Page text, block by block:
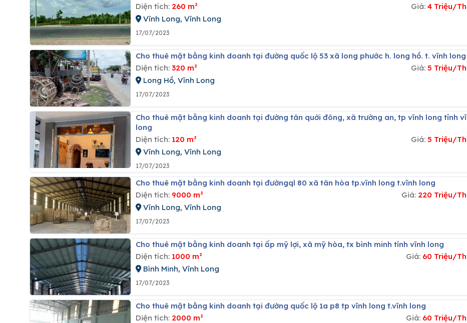
Diện tích: 260 m² Giá:4 Triệu/
Vĩnh Long, Vĩnh Long
17/07/2023
Cho thuê mặt bằng kinh doanh tại đường quốc lộ 53 xã long phước h. long hồ. t. vĩnh long
Diện tích: 320 m² Giá:5 Triệu/
Long Hồ, Vĩnh Long
17/07/2023
Cho thuê mặt bằng kinh doanh tại đường tân quới đông, xã trường an, tp vĩnh long tỉnh vĩnh
long
Diện tích: 120 m² Giá:5 Triệu/
Vĩnh Long, Vĩnh Long
17/07/2023
Cho thuê mặt bằng kinh doanh tại đườngql 80 xã tân hòa tp.vĩnh long t.vĩnh long
Diện tích: 9000 m² Giá: 220 Triệu/
Vĩnh Long, Vĩnh Long
17/07/2023
Cho thuê mặt bằng kinh doanh tại ấp mỹ lợi, xã mỹ hòa, tx bình minh tỉnh vĩnh long
Diện tích: 1000 m² Giá: 60 Triệu/
Bình Minh, Vĩnh Long
17/07/2023
Cho thuê mặt bằng kinh doanh tại đường quốc lộ 1a p8 tp vĩnh long t.vĩnh long
Diện tích: 2000 m² Giá: 60 Triệu/